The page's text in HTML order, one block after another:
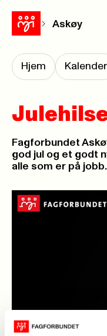
Askøy
Hjem Kalender
Fagforbundet
god jul og et godt
alle som er på jobb.